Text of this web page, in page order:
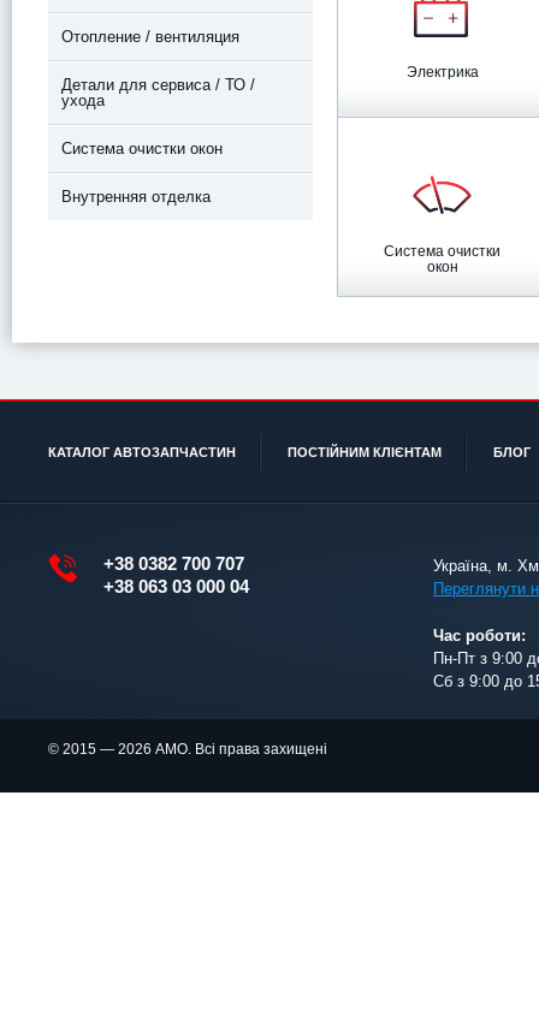
Отопление / вентиляция
Детали для сервиса / ТО /
ухода
Система очистки окон
Внутренняя отделка
Электрика
Система очистки
окон
КАТАЛОГ АВТОЗАПЧАСТИН ПОСТІЙНИМ КЛІЄНТАМ БЛОГ
+38 0382 700 707
+38 063 03 000 04
Україна, м.
Переглянути
Час роботи:
Пн-Пт з 9:00
Сб з 9:00 до
© 2015 — 2026 АМО. Всі права захищені